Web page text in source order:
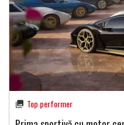
Top performer